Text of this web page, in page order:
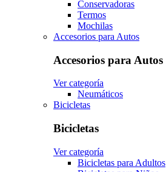
Conservadoras
Termos
Mochilas
Accesorios para Autos
Accesorios para Autos
Ver categoría
Neumáticos
Bicicletas
Bicicletas
Ver categoría
Bicicletas para Adultos